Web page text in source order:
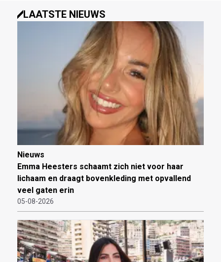
LAATSTE NIEUWS
Nieuws
Emma Heesters schaamt zich niet voor haar
lichaam en draagt bovenkleding met opvallend
veel gaten erin
05-08-2026